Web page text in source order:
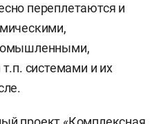
переплетаются и
системами и их